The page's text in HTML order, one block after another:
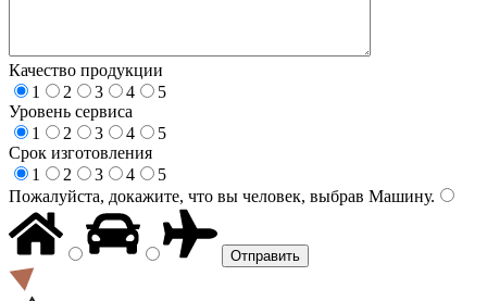
Качество продукции
1
2 3 4
5
Уровень сервиса
1
2 3 4
5
Срок изготовления
1
2 3 4
5
Пожалуйста, докажите, что вы человек, выбрав Машину.